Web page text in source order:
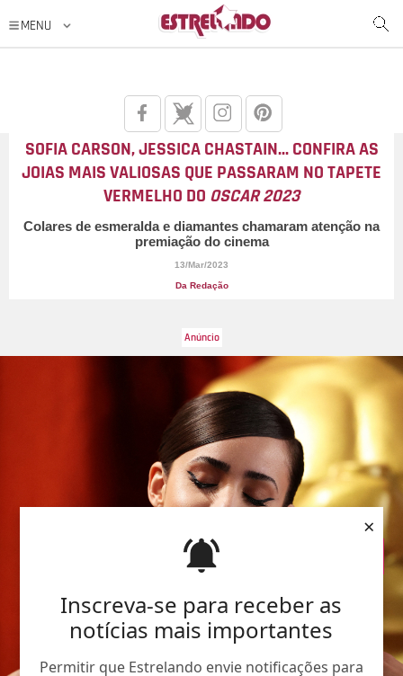
Inscreva-se para receber as
notícias mais importantes
Permitir que Estrelando envie notificações para
×
SOFIA CARSON, JESSICA CHASTAIN... CONFIRA AS
JOIAS MAIS VALIOSAS QUE PASSARAM NO TAPETE
VERMELHO DO OSCAR 2023
Colares de esmeralda e diamantes chamaram atenção na
premiação do cinema
13/Mar/2023
Da Redação